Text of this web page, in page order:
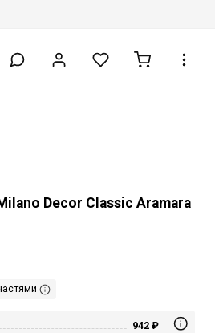
Decor Classic Aramara
942 ₽